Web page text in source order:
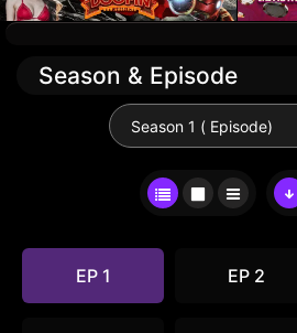
Season & Episode
EP 1 EP 2